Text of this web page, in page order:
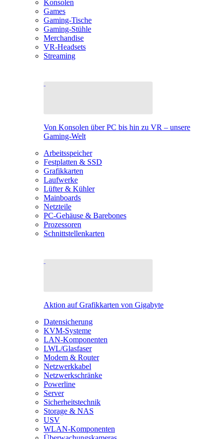
Konsolen
Games
Gaming-Tische
Gaming-Stühle
Merchandise
VR-Headsets
Streaming
Von Konsolen über PC bis hin zu VR – unsere
Gaming-Welt
Arbeitsspeicher
Festplatten & SSD
Grafikkarten
Laufwerke
Lüfter & Kühler
Mainboards
Netzteile
PC-Gehäuse & Barebones
Prozessoren
Schnittstellenkarten
Aktion auf Grafikkarten von Gigabyte
Datensicherung
KVM-Systeme
LAN-Komponenten
LWL/Glasfaser
Modem & Router
Netzwerkkabel
Netzwerkschränke
Powerline
Server
Sicherheitstechnik
Storage & NAS
USV
WLAN-Komponenten